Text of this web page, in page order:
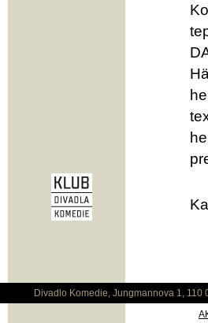
Divadlo Komedie, Jungmannova 1,